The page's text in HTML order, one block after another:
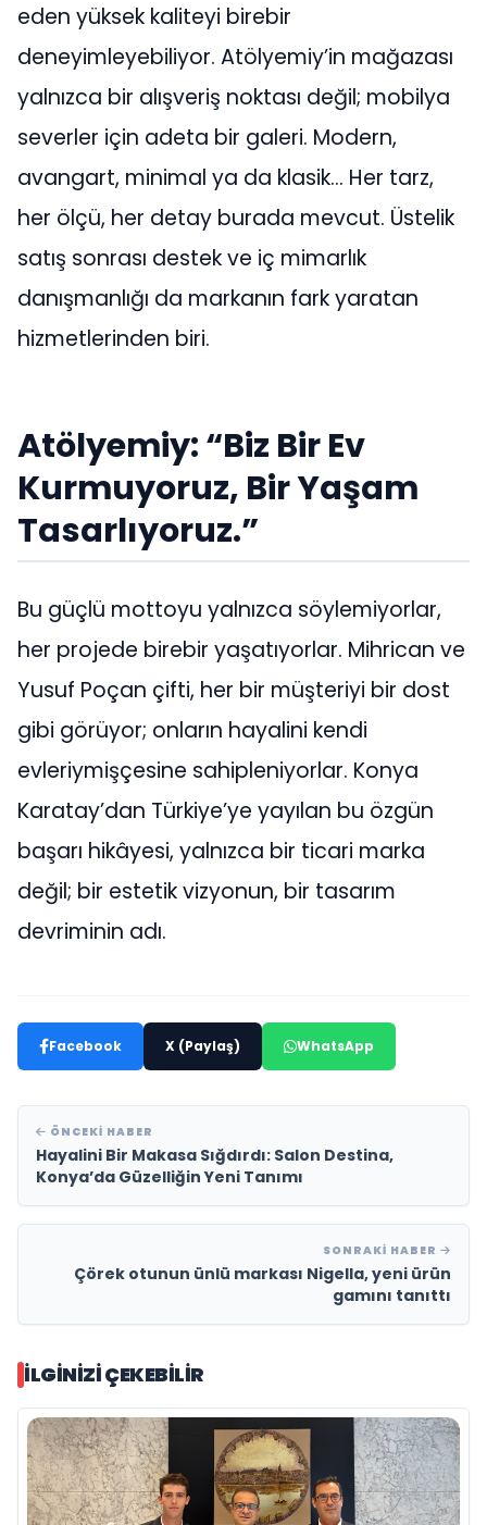
eden yüksek kaliteyi birebir
deneyimleyebiliyor. Atölyemiy’in mağazası
yalnızca bir alışveriş noktası değil; mobilya
severler için adeta bir galeri. Modern,
avangart, minimal ya da klasik… Her tarz,
her ölçü, her detay burada mevcut. Üstelik
satış sonrası destek ve iç mimarlık
danışmanlığı da markanın fark yaratan
hizmetlerinden biri.
Atölyemiy: “Biz Bir Ev
Kurmuyoruz, Bir Yaşam
Tasarlıyoruz.”
Bu güçlü mottoyu yalnızca söylemiyorlar,
her projede birebir yaşatıyorlar. Mihrican ve
Yusuf Poçan çifti, her bir müşteriyi bir dost
gibi görüyor; onların hayalini kendi
evleriymişçesine sahipleniyorlar. Konya
Karatay’dan Türkiye’ye yayılan bu özgün
başarı hikâyesi, yalnızca bir ticari marka
değil; bir estetik vizyonun, bir tasarım
devriminin adı.
Facebook X (Paylaş) WhatsApp
ÖNCEKI HABER
Hayalini Bir Makasa Sığdırdı: Salon Destina,
Konya’da Güzelliğin Yeni Tanımı
SONRAKI HABER
Çörek otunun ünlü markası Nigella, yeni ürün
gamını tanıttı
İLGINIZI ÇEKEBILIR